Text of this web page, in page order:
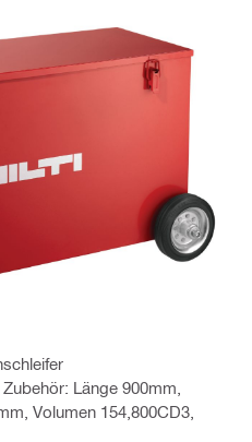
Länge 900mm,
Volumen 154,800CD3,